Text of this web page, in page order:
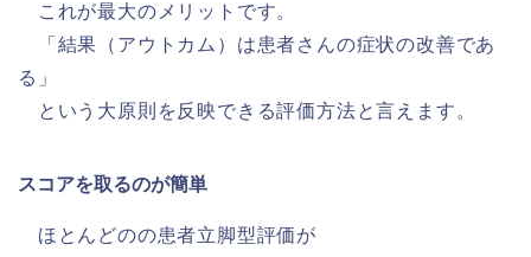
これが最大のメリットです。
「結果（アウトカム）は患者さんの症状の改善であ
る」
という大原則を反映できる評価方法と言えます。
スコアを取るのが簡単
ほとんどのの患者立脚型評価が